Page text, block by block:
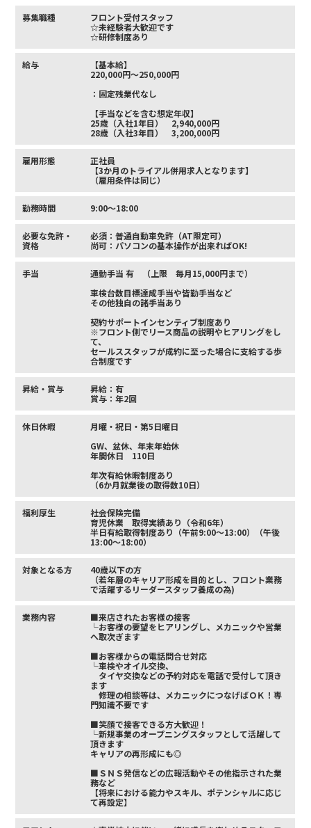
募集職種
フロント受付スタッフ
☆未経験者大歓迎です
☆研修制度あり
給与
【基本給】
220,000円～250,000円
：固定残業代なし
【手当などを含む想定年収】
25歳（入社1年目） 2,940,000円
28歳（入社3年目） 3,200,000円
雇用形態
正社員
【3か月のトライアル併用求人となります】
（雇用条件は同じ）
勤務時間 9:00～18:00
必要な免許・
資格
必須：普通自動車免許（AT限定可）
尚可：パソコンの基本操作が出来ればOK!
手当
通勤手当 有 （上限 毎月15,000円まで）
車検台数目標達成手当や皆勤手当など
その他独自の諸手当あり
契約サポートインセンティブ制度あり
※フロント側でリース商品の説明やヒアリングをし
て、
セールススタッフが成約に至った場合に支給する歩
合制度です
昇給・賞与
昇給：有
賞与：年2回
休日休暇
月曜・祝日・第5日曜日
GW、盆休、年末年始休
年間休日 110日
年次有給休暇制度あり
（6か月就業後の取得数10日）
福利厚生
社会保険完備
育児休業 取得実績あり（令和6年）
半日有給取得制度あり（午前9:00～13:00）（午後
13:00～18:00）
対象となる方
40歳以下の方
（若年層のキャリア形成を目的とし、フロント業務
で活躍するリーダースタッフ養成の為)
業務内容
■来店されたお客様の接客
└お客様の要望をヒアリングし、メカニックや営業
へ取次ぎます
■お客様からの電話問合せ対応
└車検やオイル交換、
タイヤ交換などの予約対応を電話で受付して頂き
ます
修理の相談等は、メカニックにつなげばＯＫ！専
門知識不要です
■笑顔で接客できる方大歓迎！
└新規事業のオープニングスタッフとして活躍して
頂きます
キャリアの再形成にも◎
■ＳＮＳ発信などの広報活動やその他指示された業
務など
【将来における能力やスキル、ポテンシャルに応じ
て再設定】